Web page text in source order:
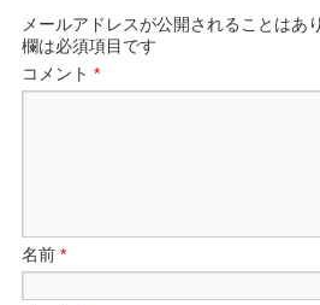
メールアドレスが公開されることはあ
欄は必須項目です
コメント*
名前*